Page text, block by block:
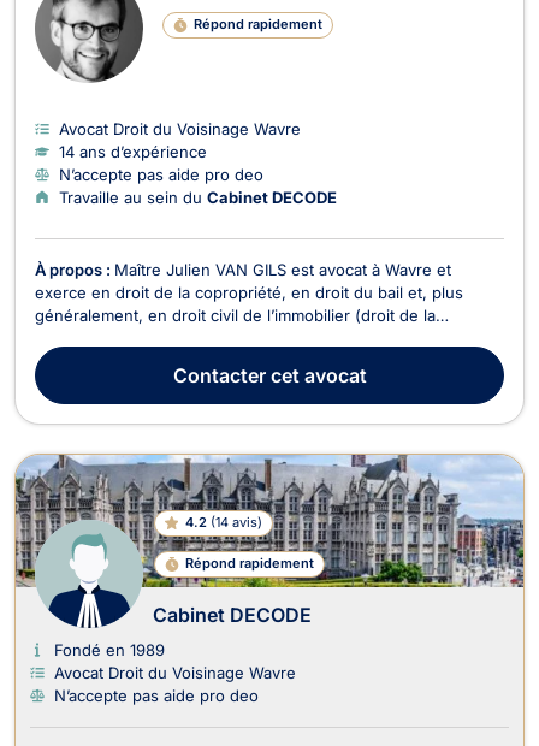
Répond rapidement
Avocat Droit du Voisinage Wavre
14 ans d’expérience
N’accepte pas aide pro deo
Travaille au sein du Cabinet DECODE
À propos : Maître Julien VAN GILS est avocat à Wavre et
exerce en droit de la copropriété, en droit du bail et, plus
généralement, en droit civil de l’immobilier (droit de la
voisinage, servitudes, mitoyenneté, vente immobilière,...).
Maître Julien VAN GILS vous propose co...
Contactercet avocat
4.2 (14 avis)
Répond rapidement
Cabinet DECODE
Fondé en 1989
Avocat Droit du Voisinage Wavre
N’accepte pas aide pro deo